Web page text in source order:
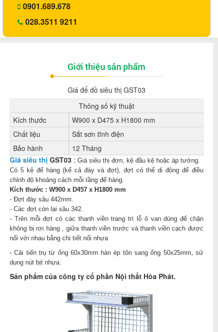
0901.689.678
028.3511 9211
Giới thiệu sản phẩm
Giá để đồ siêu thị GST03
Thông số kỹ thuật
Kích thước
W900 x D475 x H1800 mm
Chất liệu
Sắt sơn tĩnh điện
Bảo hành
12 Tháng
Giá siêu thị GST03 : Giá siêu thị đơn, kệ đầu kệ hoặc áp tường.
Có 5 kệ để hàng (kể cả đáy và đợt), đợt có thể di động để điều
chỉnh độ khoảng cách mỗi tầng để hàng.
Kích thước : W900 x D457 x H1800 mm
- Đợt đáy sâu 442mm.
- Các đợt còn lại sâu 342.
- Trên mỗi đợt có các thanh viền trang trí lỗ ô van dùng để chặn
không bị rơi hàng , giữa thanh viền trước và thanh viền cạch được
nối với nhau bằng chi tiết nối nhựa
- Cải tiến trụ từ ống 60x30mm hàn ép tôn sang ống 50x25mm, sử
dụng nút bịt nhựa.
Sản phẩm của công ty cổ phần Nội thất Hòa Phát.